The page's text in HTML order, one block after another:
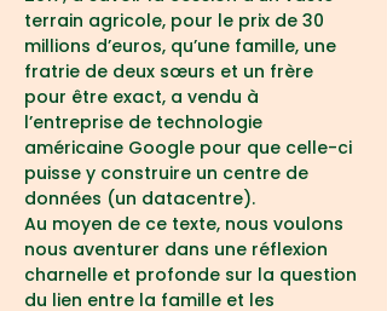
terrain agricole, pour le prix de 30
millions d’euros, qu’une famille, une
fratrie de deux sœurs et un frère
pour être exact, a vendu à
l’entreprise de technologie
américaine Google pour que celle-ci
puisse y construire un centre de
données (un datacentre).
Au moyen de ce texte, nous voulons
nous aventurer dans une réflexion
charnelle et profonde sur la question
du lien entre la famille et les